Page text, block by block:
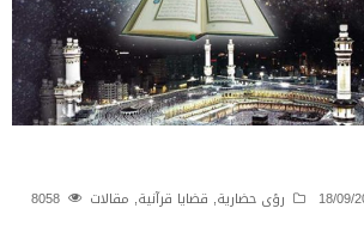
18/09/ رؤى حضارية, قضايا قرآنية, مقالات